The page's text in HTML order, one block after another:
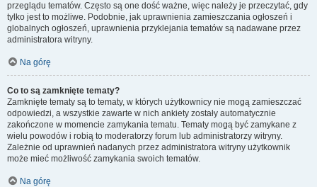
przeglądu tematów. Często są one dość ważne, więc należy je przeczytać, gdy
tylko jest to możliwe. Podobnie, jak uprawnienia zamieszczania ogłoszeń i
globalnych ogłoszeń, uprawnienia przyklejania tematów są nadawane przez
administratora witryny.
Na górę
Co to są zamknięte tematy?
Zamknięte tematy są to tematy, w których użytkownicy nie mogą zamieszczać
odpowiedzi, a wszystkie zawarte w nich ankiety zostały automatycznie
zakończone w momencie zamykania tematu. Tematy mogą być zamykane z
wielu powodów i robią to moderatorzy forum lub administratorzy witryny.
Zależnie od uprawnień nadanych przez administratora witryny użytkownik
może mieć możliwość zamykania swoich tematów.
Na górę